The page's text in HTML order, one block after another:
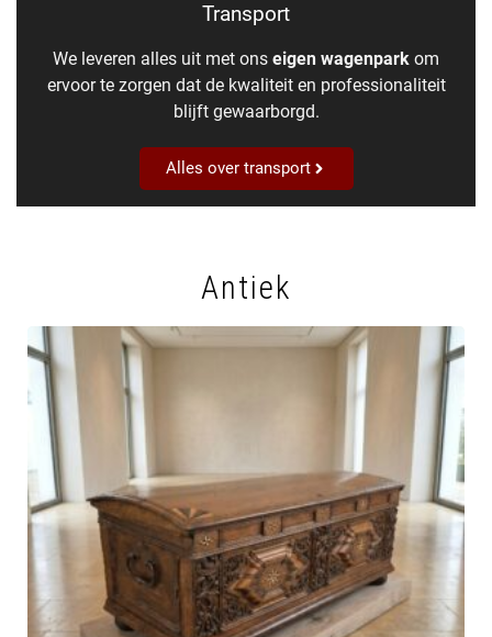
Transport
We leveren alles uit met ons eigen wagenpark om
ervoor te zorgen dat de kwaliteit en professionaliteit
blijft gewaarborgd.
Alles over transport
Antiek